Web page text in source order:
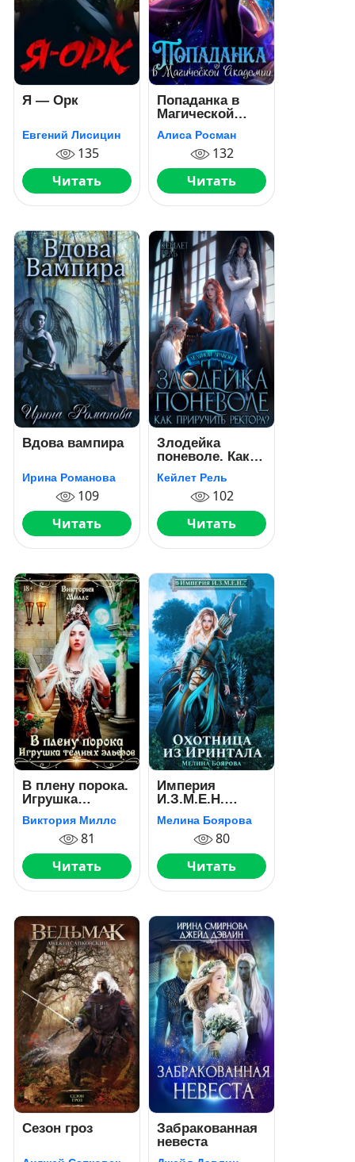
Я — Орк
Евгений Лисицин
135
Читать
Попаданка в
Магической
Академии
Алиса Росман
132
Читать
Вдова вампира
Ирина Романова
109
Читать
Злодейка
поневоле. Как
приручить
ректора?
Кейлет Рель
102
Читать
В плену порока.
Игрушка
темных эльфов
Виктория Миллс
81
Читать
Империя
И.З.М.Е.Н.
Охотница из
Иринтала
Мелина Боярова
80
Читать
Сезон гроз
Забракованная
невеста